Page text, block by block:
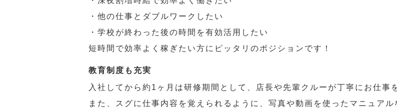
・他の仕事とダブルワークしたい
・学校が終わった後の時間を有効活用したい
短時間で効率よく稼ぎたい方にピッタリのポジションです！
教育制度も充実
入社してから約1ヶ月は研修期間として、店長や先輩クルーが丁寧にお仕事
また、スグに仕事内容を覚えられるように、写真や動画を使ったマニュア